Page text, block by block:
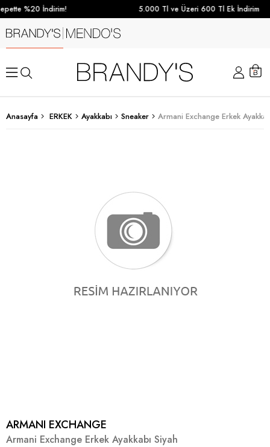
%20 İndirim! 5.000 Tl ve Üzeri 600 Tl Ek İndirim
Anasayfa ERKEK Ayakkabı Sneaker Armani Exchange Erkek
ARMANI EXCHANGE
Armani Exchange Erkek Ayakkabı Siyah